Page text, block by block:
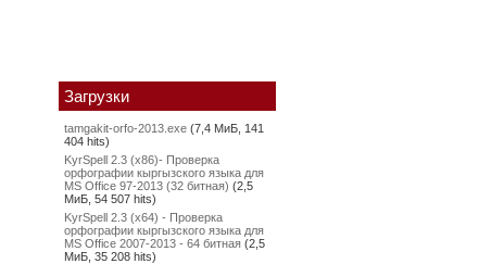
Загрузки
tamgakit-orfo-2013.exe (7,4 МиБ, 141
404 hits)
KyrSpell 2.3 (x86)- Проверка
орфографии кыргызского языка для
MS Office 97-2013 (32 битная) (2,5
МиБ, 54 507 hits)
KyrSpell 2.3 (x64) - Проверка
орфографии кыргызского языка для
MS Office 2007-2013 - 64 битная (2,5
МиБ, 35 208 hits)